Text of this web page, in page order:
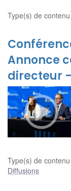
Type(s) de contenu
Annonce
directeur
Type(s) de contenu
Diffusions